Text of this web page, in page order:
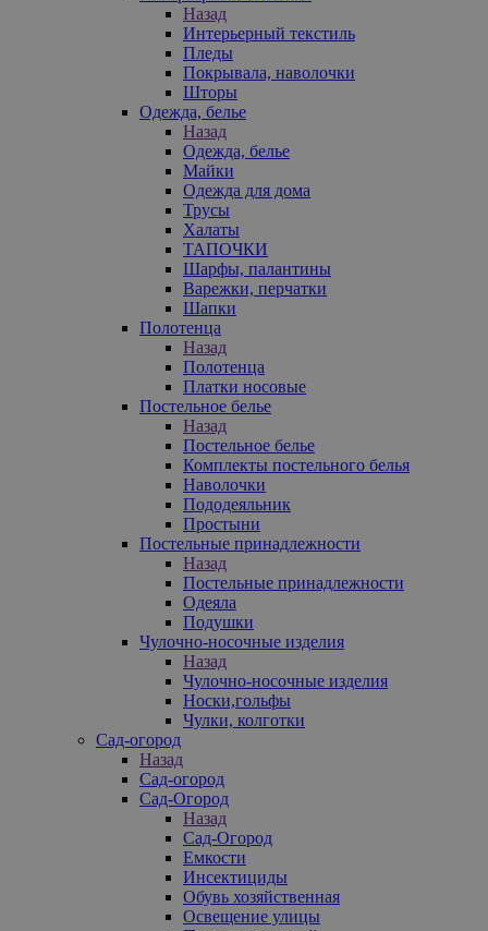
Назад
Интерьерный текстиль
Пледы
Покрывала, наволочки
Шторы
Одежда, белье
Назад
Одежда, белье
Майки
Одежда для дома
Трусы
Халаты
ТАПОЧКИ
Шарфы, палантины
Варежки, перчатки
Шапки
Полотенца
Назад
Полотенца
Платки носовые
Постельное белье
Назад
Постельное белье
Комплекты постельного белья
Наволочки
Пододеяльник
Простыни
Постельные принадлежности
Назад
Постельные принадлежности
Одеяла
Подушки
Чулочно-носочные изделия
Назад
Чулочно-носочные изделия
Носки,гольфы
Чулки, колготки
Сад-огород
Назад
Сад-огород
Сад-Огород
Назад
Сад-Огород
Емкости
Инсектициды
Обувь хозяйственная
Освещение улицы